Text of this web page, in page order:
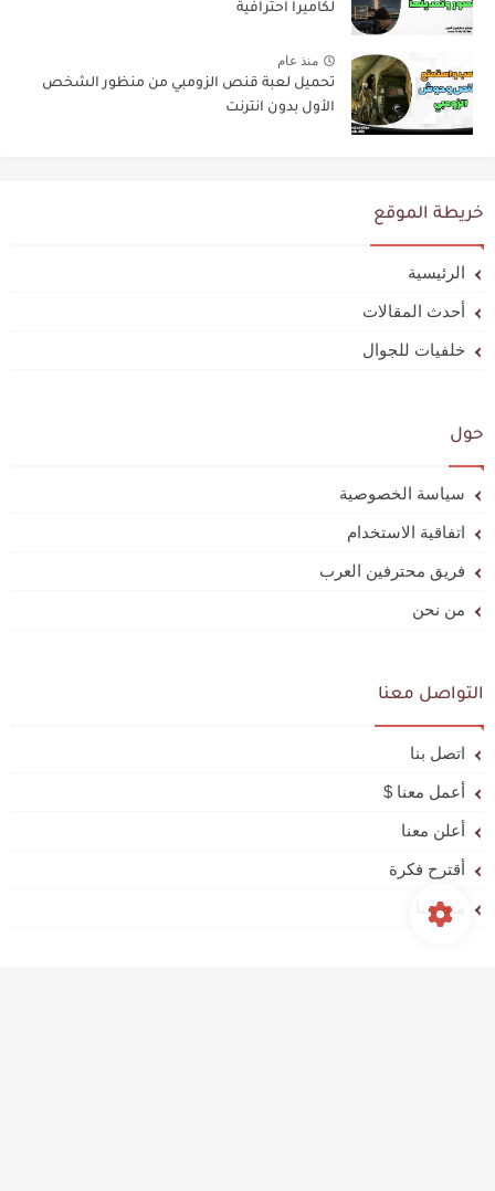
لكاميرا احترافية
منذ عام
تحميل لعبة قنص الزومبي من منظور الشخص
الأول بدون انترنت
خريطة الموقع
الرئيسية
أحدث المقالات
خلفيات للجوال
حول
سياسة الخصوصية
اتفاقية الاستخدام
فريق محترفين العرب
من نحن
التواصل معنا
اتصل بنا
أعمل معنا $
أعلن معنا
أقترح فكرة
منصاتنا